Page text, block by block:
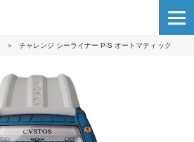
＞ チャレンジ シーライナー P-S オートマティック